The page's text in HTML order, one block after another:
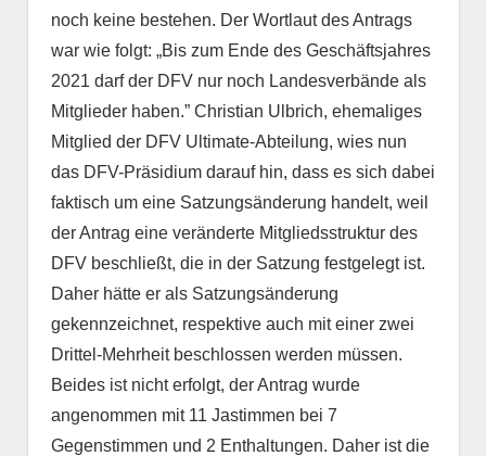
noch keine bestehen. Der Wortlaut des Antrags
war wie folgt: „Bis zum Ende des Geschäftsjahres
2021 darf der DFV nur noch Landesverbände als
Mitglieder haben.” Christian Ulbrich, ehemaliges
Mitglied der DFV Ultimate-Abteilung, wies nun
das DFV-Präsidium darauf hin, dass es sich dabei
faktisch um eine Satzungsänderung handelt, weil
der Antrag eine veränderte Mitgliedsstruktur des
DFV beschließt, die in der Satzung festgelegt ist.
Daher hätte er als Satzungsänderung
gekennzeichnet, respektive auch mit einer zwei
Drittel-Mehrheit beschlossen werden müssen.
Beides ist nicht erfolgt, der Antrag wurde
angenommen mit 11 Jastimmen bei 7
Gegenstimmen und 2 Enthaltungen. Daher ist die